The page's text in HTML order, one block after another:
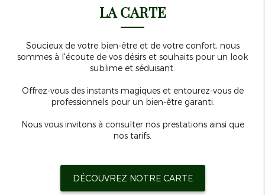
LA CARTE
Soucieux de votre bien-être et de votre confort, nous
sommes à l'écoute de vos désirs et souhaits pour un look
sublime et séduisant.
Offrez-vous des instants magiques et entourez-vous de
professionnels pour un bien-être garanti.
Nous vous invitons à consulter nos prestations ainsi que
nos tarifs.
DÉCOUVREZ NOTRE CARTE